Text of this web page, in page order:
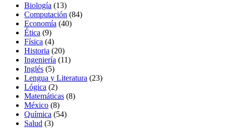
Biología (13)
Computación (84)
Economía (40)
Ética (9)
Física (4)
Historia (20)
Ingeniería (11)
Inglés (5)
Lengua y Literatura (23)
Lógica (2)
Matemáticas (8)
México (8)
Química (54)
Salud (3)